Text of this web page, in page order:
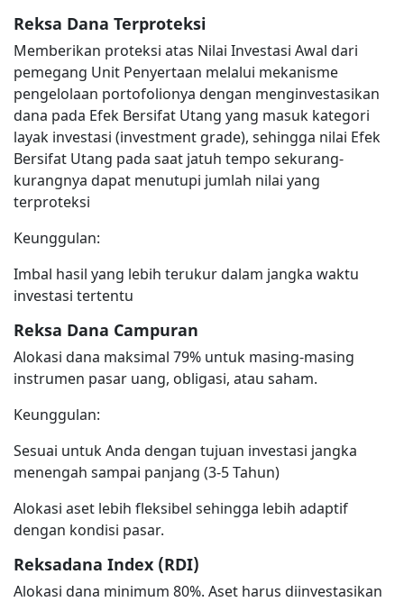
Reksa Dana Terproteksi
Memberikan proteksi atas Nilai Investasi Awal dari
pemegang Unit Penyertaan melalui mekanisme
pengelolaan portofolionya dengan menginvestasikan
dana pada Efek Bersifat Utang yang masuk kategori
layak investasi (investment grade), sehingga nilai Efek
Bersifat Utang pada saat jatuh tempo sekurang-
kurangnya dapat menutupi jumlah nilai yang
terproteksi
Keunggulan:
Imbal hasil yang lebih terukur dalam jangka waktu
investasi tertentu
Reksa Dana Campuran
Alokasi dana maksimal 79% untuk masing-masing
instrumen pasar uang, obligasi, atau saham.
Keunggulan:
Sesuai untuk Anda dengan tujuan investasi jangka
menengah sampai panjang (3-5 Tahun)
Alokasi aset lebih fleksibel sehingga lebih adaptif
dengan kondisi pasar.
Reksadana Index (RDI)
Alokasi dana minimum 80%. Aset harus diinvestasikan